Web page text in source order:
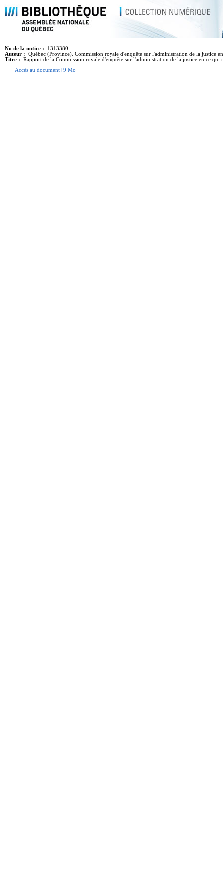
No de la notice :
1313380
Auteur :
Québec (Province). Commission royale d'enquête sur l'administration de la justice
Titre :
Rapport de la Commission royale d'enquête sur l'administration de la justice en ce qui
Accès au document [9 Mo]